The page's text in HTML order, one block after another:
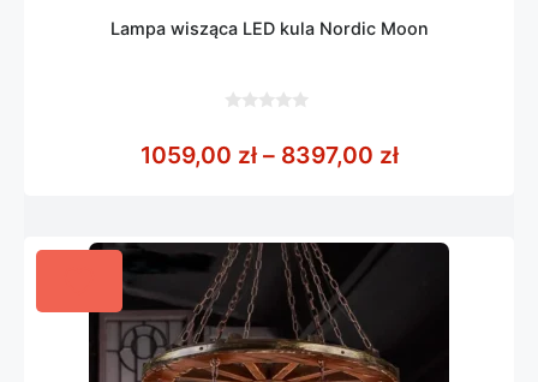
Lampa wisząca LED kula Nordic Moon
5
1059,00 zł – 8397,00 złZakres cen: